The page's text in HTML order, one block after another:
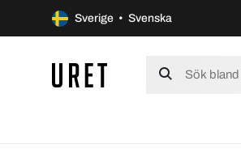
Sverige • Svenska